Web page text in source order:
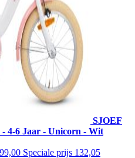
SJOEF
- 4-6 Jaar - Unicorn - Wit
Speciale prijs 132,05